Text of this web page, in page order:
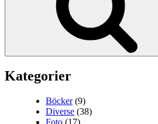
Kategorier
Böcker(9)
Diverse (38)
Foto (17)